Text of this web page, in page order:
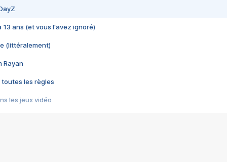
13 ans (et vous l'avez ignoré)
(littéralement)
Rayan
toutes les règles
les jeux vidéo